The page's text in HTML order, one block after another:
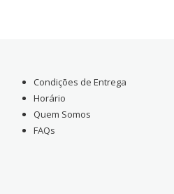
Condições de Entrega
Horário
Quem Somos
FAQs